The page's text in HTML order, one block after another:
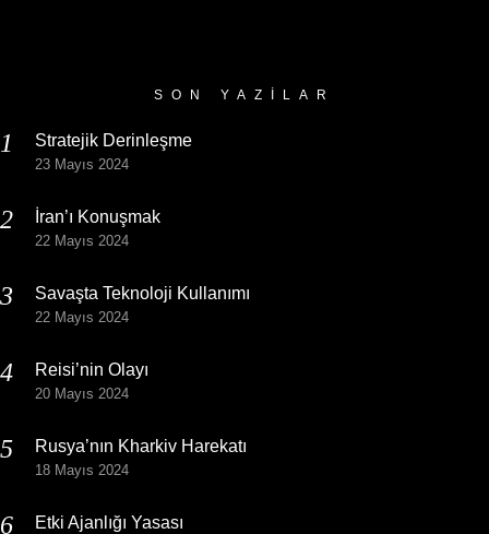
SON YAZILAR
Stratejik Derinleşme
23 Mayıs 2024
İran’ı Konuşmak
22 Mayıs 2024
Savaşta Teknoloji Kullanımı
22 Mayıs 2024
Reisi’nin Olayı
20 Mayıs 2024
Rusya’nın Kharkiv Harekatı
18 Mayıs 2024
Etki Ajanlığı Yasası